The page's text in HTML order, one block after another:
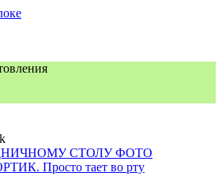
Просто тает во рту